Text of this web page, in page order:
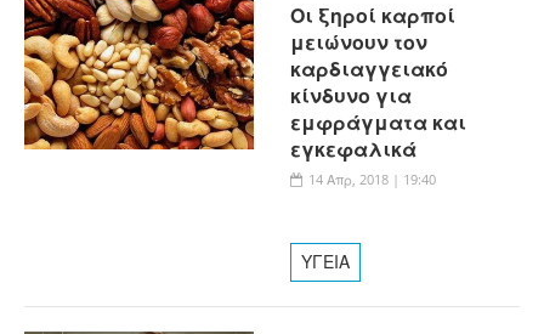
Οι ξηροί καρποί
μειώνουν τον
καρδιαγγειακό
κίνδυνο για
εμφράγματα και
εγκεφαλικά
14 Απρ, 2018 | 19:40
ΥΓΕΙΑ